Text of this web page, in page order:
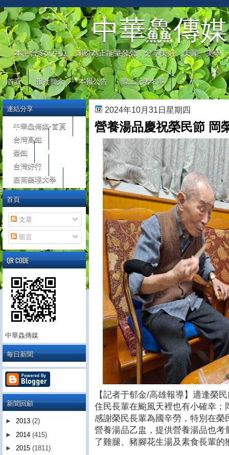
中華鱻傳媒
本平台多元中立，期盼為正能量發聲，分享美好、美麗、美學
首頁 報社簡介 本報公告 線上記者名單
2024年10月31日星期四
營養湯品慶祝榮民節 岡
【記者于郁金/高雄報導】適逢榮
住民長輩在颱風天裡也有小確幸
感謝榮民長輩為國辛勞，特別在
營養湯品乙盅，提供營養湯品也
了雞腿、豬腳花生湯及素食長輩的
連結分享
中華鱻傳媒-首頁
台灣高鐵
臺鐵
台灣好行
嘉南藥理大學
首頁
文章
留言
QR CODE
中華鱻傳媒
每日新聞
新聞回顧
► 2013 (2)
► 2014 (415)
► 2015 (1811)